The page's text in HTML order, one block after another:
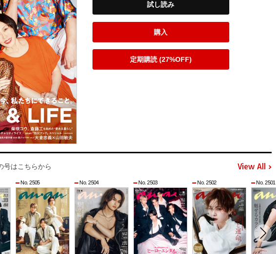
試し読み
購入
定期購読 (27%OFF)
号はこちらから View All
No. 2505 No. 2504 No. 2503 No. 2502 No. 2501